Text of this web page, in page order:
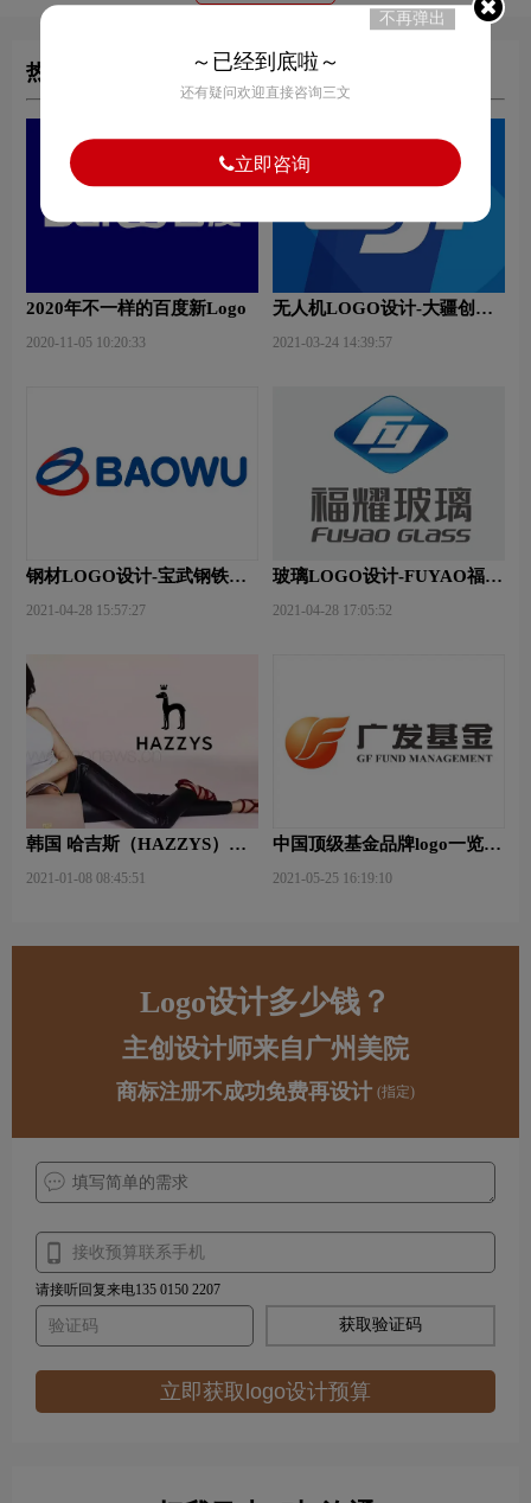
热门文章
2020年不一样的百度新Logo
2020-11-05 10:20:33
无人机LOGO设计-大疆创新
2021-03-24 14:39:57
钢材LOGO设计-宝武钢铁品
2021-04-28 15:57:27
玻璃LOGO设计-FUYAO福耀
2021-04-28 17:05:52
韩国 哈吉斯（HAZZYS）品
2021-01-08 08:45:51
中国顶级基金品牌logo一览：
2021-05-25 16:19:10
Logo设计多少钱？
主创设计师来自广州美院
商标注册不成功免费再设计 (指定)
请接听回复来电135 0150 2207
获取验证码
立即获取logo设计预算
不再弹出
～已经到底啦～
还有疑问欢迎直接咨询三文
立即咨询